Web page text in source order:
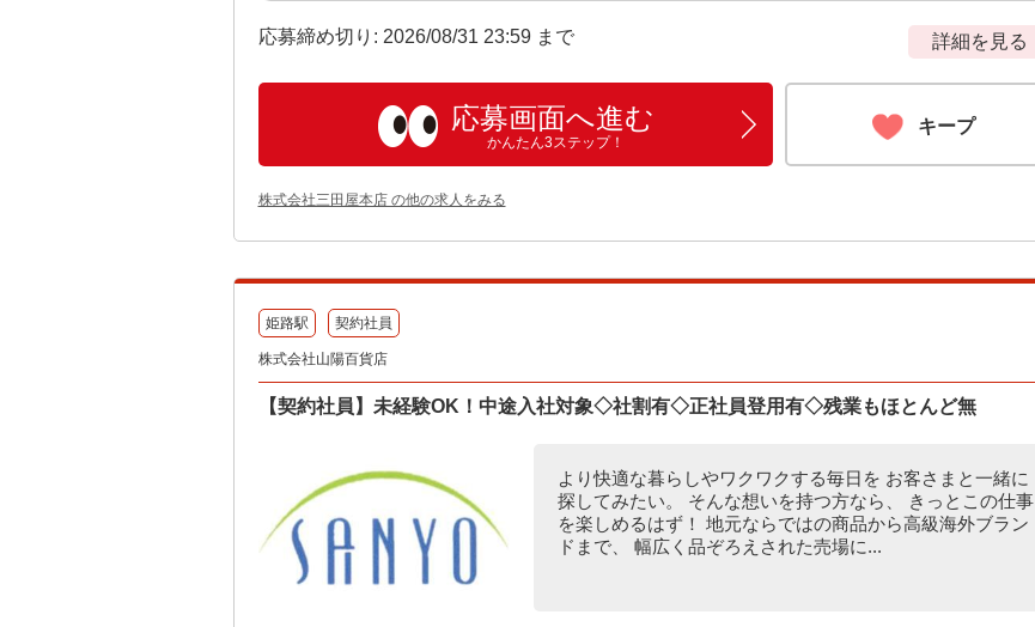
応募締め切り: 2026/08/31 23:59 まで 詳細を見る
応募画面へ進む
かんたん3ステップ！
キープ
株式会社三田屋本店 の他の求人をみる
姫路駅 契約社員
株式会社山陽百貨店
【契約社員】未経験OK！中途入社対象◇社割有◇正社員登用有◇残業もほとんど無
より快適な暮らしやワクワクする毎日を お客さまと一緒に
探してみたい。 そんな想いを持つ方なら、 きっとこの仕事
を楽しめるはず！ 地元ならではの商品から高級海外ブラン
ドまで、 幅広く品ぞろえされた売場に...